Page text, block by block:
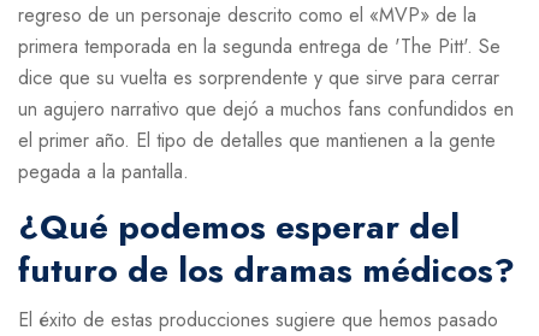
regreso de un personaje descrito como el «MVP» de la
primera temporada en la segunda entrega de 'The Pitt'. Se
dice que su vuelta es sorprendente y que sirve para cerrar
un agujero narrativo que dejó a muchos fans confundidos en
el primer año. El tipo de detalles que mantienen a la gente
pegada a la pantalla.
¿Qué podemos esperar del
futuro de los dramas médicos?
El éxito de estas producciones sugiere que hemos pasado